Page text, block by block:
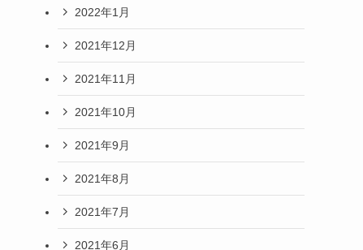
2022年1月
2021年12月
2021年11月
2021年10月
2021年9月
2021年8月
2021年7月
2021年6月